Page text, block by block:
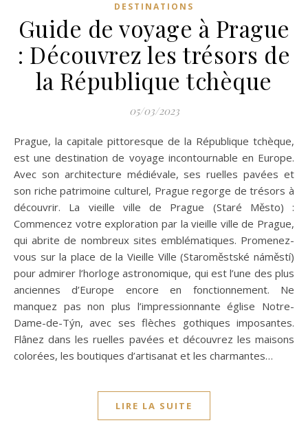
DESTINATIONS
Guide de voyage à Prague
: Découvrez les trésors de
la République tchèque
05/03/2023
Prague, la capitale pittoresque de la République tchèque,
est une destination de voyage incontournable en Europe.
Avec son architecture médiévale, ses ruelles pavées et
son riche patrimoine culturel, Prague regorge de trésors à
découvrir. La vieille ville de Prague (Staré Město) :
Commencez votre exploration par la vieille ville de Prague,
qui abrite de nombreux sites emblématiques. Promenez-
vous sur la place de la Vieille Ville (Staroměstské náměstí)
pour admirer l’horloge astronomique, qui est l’une des plus
anciennes d’Europe encore en fonctionnement. Ne
manquez pas non plus l’impressionnante église Notre-
Dame-de-Týn, avec ses flèches gothiques imposantes.
Flânez dans les ruelles pavées et découvrez les maisons
colorées, les boutiques d’artisanat et les charmantes…
LIRE LA SUITE